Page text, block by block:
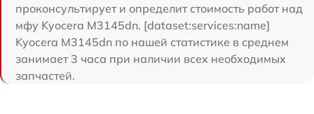
проконсультирует и определит стоимость работ над
мфу Kyocera M3145dn. [dataset:services:name]
Kyocera M3145dn по нашей статистике в среднем
занимает 3 часа при наличии всех необходимых
запчастей.